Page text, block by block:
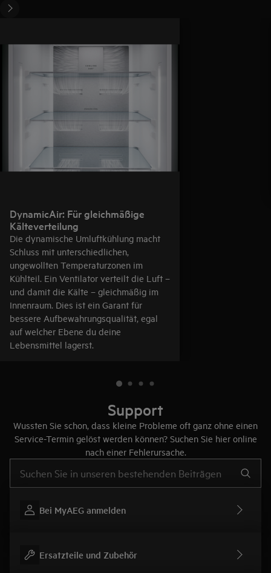
DynamicAir: Für gleichmäßige
Kälteverteilung
Die dynamische Umluftkühlung macht
Schluss mit unterschiedlichen,
ungewollten Temperaturzonen im
Kühlteil. Ein Ventilator verteilt die Luft –
und damit die Kälte – gleichmäßig im
Innenraum. Dies ist ein Garant für
bessere Aufbewahrungsqualität, egal
auf welcher Ebene du deine
Lebensmittel lagerst.
Support
Wussten Sie schon, dass kleine Probleme oft ganz ohne einen
Service-Termin gelöst werden können? Suchen Sie hier online
nach einer Fehlerursache.
Bei MyAEG anmelden
Ersatzteile und Zubehör